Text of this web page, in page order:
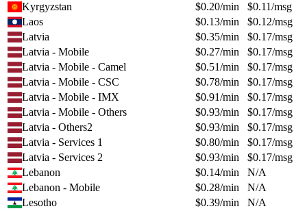
Kyrgyzstan
$0.20/min $0.11/msg
Laos
$0.13/min $0.12/msg
Latvia
$0.35/min $0.17/msg
Latvia - Mobile
$0.27/min $0.17/msg
Latvia - Mobile - Camel
$0.51/min $0.17/msg
Latvia - Mobile - CSC
$0.78/min $0.17/msg
Latvia - Mobile - IMX
$0.91/min $0.17/msg
Latvia - Mobile - Others
$0.93/min $0.17/msg
Latvia - Others2
$0.93/min $0.17/msg
Latvia - Services 1
$0.80/min $0.17/msg
Latvia - Services 2
$0.93/min $0.17/msg
Lebanon
$0.14/min
N/A
Lebanon - Mobile
$0.28/min
N/A
Lesotho
$0.39/min
N/A